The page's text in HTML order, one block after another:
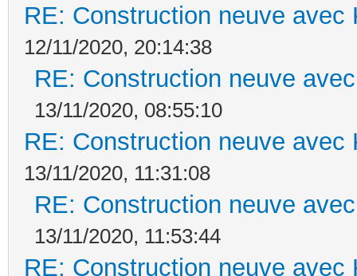
RE: Construction neuve avec
12/11/2020, 20:14:38
RE: Construction neuve
13/11/2020, 08:55:10
RE: Construction neuve avec
13/11/2020, 11:31:08
RE: Construction neuve
13/11/2020, 11:53:44
RE: Construction neuve avec